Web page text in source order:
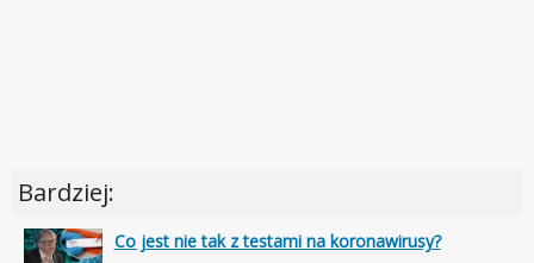
Bardziej:
Co jest nie tak z testami na koronawirusy?